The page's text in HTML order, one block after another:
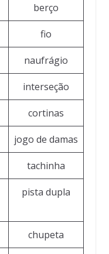
berço
fio
naufrágio
interseção
cortinas
jogo de damas
tachinha
pista dupla
chupeta